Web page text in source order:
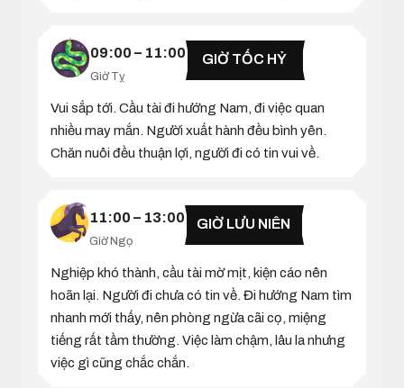
09:00 – 11:00
Giờ Tỵ
GIỜ TỐC HỶ
Vui sắp tới. Cầu tài đi hướng Nam, đi việc quan
nhiều may mắn. Người xuất hành đều bình yên.
Chăn nuôi đều thuận lợi, người đi có tin vui về.
11:00 – 13:00
Giờ Ngọ
GIỜ LƯU NIÊN
Nghiệp khó thành, cầu tài mờ mịt, kiện cáo nên
hoãn lại. Người đi chưa có tin về. Đi hướng Nam tìm
nhanh mới thấy, nên phòng ngừa cãi cọ, miệng
tiếng rất tầm thường. Việc làm chậm, lâu la nhưng
việc gì cũng chắc chắn.